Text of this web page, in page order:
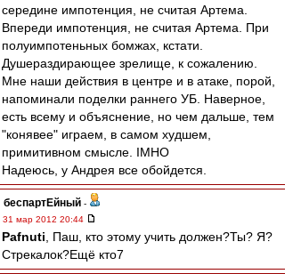
середине импотенция, не считая Артема.
Впереди импотенция, не считая Артема. При
полуимпотеньных бомжах, кстати.
Душераздирающее зрелище, к сожалению.
Мне наши действия в центре и в атаке, порой,
напоминали поделки раннего УБ. Наверное,
есть всему и объяснение, но чем дальше, тем
"конявее" играем, в самом худшем,
примитивном смысле. IMHO
Надеюсь, у Андрея все обойдется.
беспартЕйный -
31 мар 2012 20:44
Pafnuti , Паш, кто этому учить должен?Ты? Я?
Стрекалок?Ещё кто7